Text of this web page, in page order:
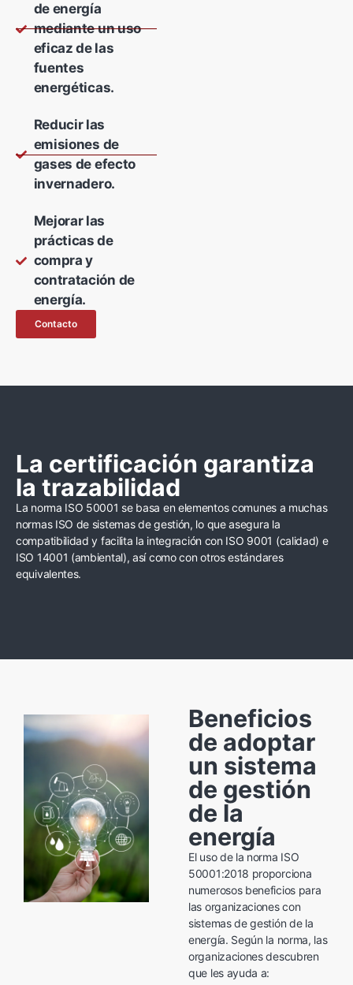
de energía
mediante un uso
eficaz de las
fuentes
energéticas.
Reducir las
emisiones de
gases de efecto
invernadero.
Mejorar las
prácticas de
compra y
contratación de
energía.
Contacto
La certificación garantiza
la trazabilidad
La norma ISO 50001 se basa en elementos comunes a muchas
normas ISO de sistemas de gestión, lo que asegura la
compatibilidad y facilita la integración con ISO 9001 (calidad) e
ISO 14001 (ambiental), así como con otros estándares
equivalentes.
Beneficios
de adoptar
un sistema
de gestión
de la
energía
El uso de la norma ISO
50001:2018 proporciona
numerosos beneficios para
las organizaciones con
sistemas de gestión de la
energía. Según la norma, las
organizaciones descubren
que les ayuda a: